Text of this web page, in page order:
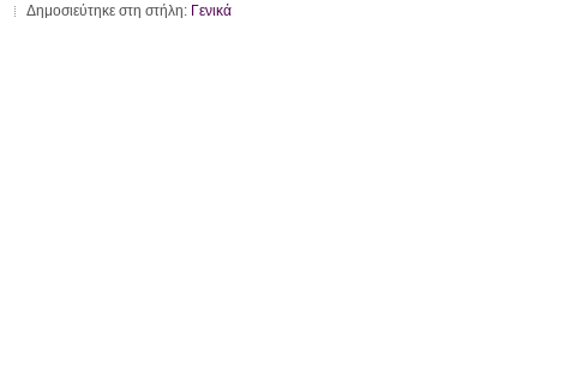
Δημοσιεύτηκε στη στήλη: Γενικά